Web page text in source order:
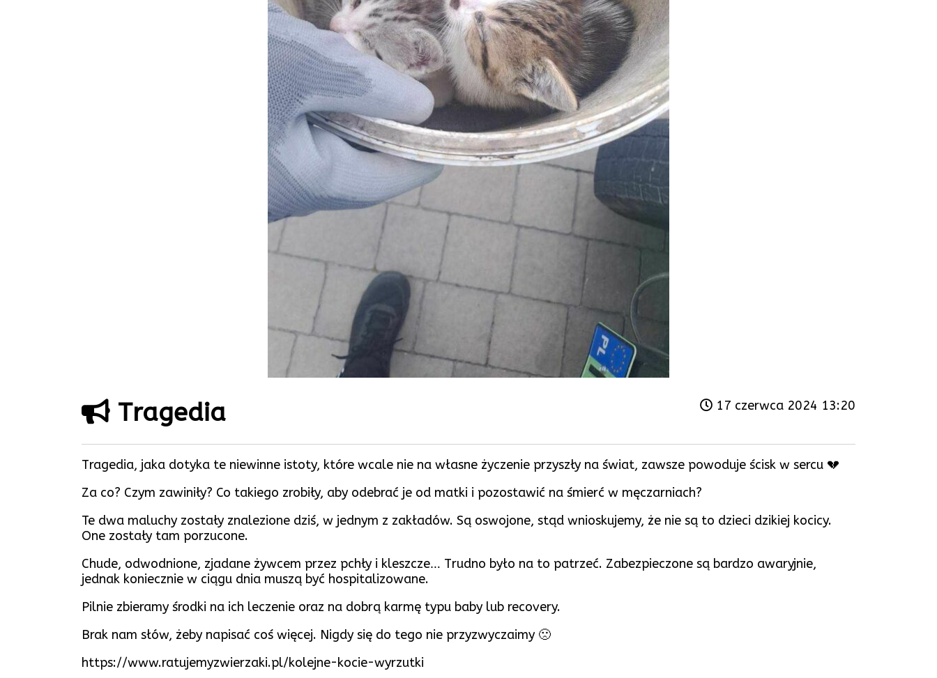
17 czerwca 2024 13:20
Tragedia
Tragedia, jaka dotyka te niewinne istoty, które wcale nie na własne życzenie przyszły na świat, zawsze powoduje ścisk w sercu 💔
Za co? Czym zawiniły? Co takiego zrobiły, aby odebrać je od matki i pozostawić na śmierć w męczarniach?
Te dwa maluchy zostały znalezione dziś, w jednym z zakładów. Są oswojone, stąd wnioskujemy, że nie są to dzieci dzikiej kocicy.
One zostały tam porzucone.
Chude, odwodnione, zjadane żywcem przez pchły i kleszcze… Trudno było na to patrzeć. Zabezpieczone są bardzo awaryjnie,
jednak koniecznie w ciągu dnia muszą być hospitalizowane.
Pilnie zbieramy środki na ich leczenie oraz na dobrą karmę typu baby lub recovery.
Brak nam słów, żeby napisać coś więcej. Nigdy się do tego nie przyzwyczaimy 🙁
https://www.ratujemyzwierzaki.pl/kolejne-kocie-wyrzutki